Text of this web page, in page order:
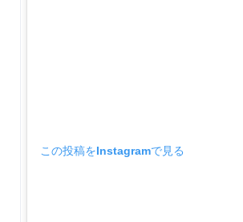
この投稿をInstagramで見る